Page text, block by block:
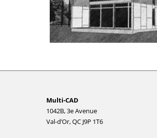
Multi-CAD
1042B, 3e Avenue
Val-d’Or, QC J9P 1T6